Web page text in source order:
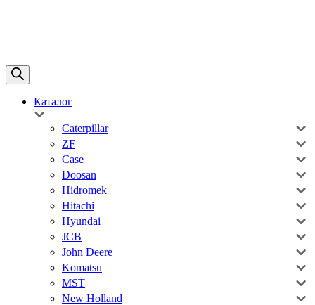
Каталог
Caterpillar
ZF
Case
Doosan
Hidromek
Hitachi
Hyundai
JCB
John Deere
Komatsu
MST
New Holland